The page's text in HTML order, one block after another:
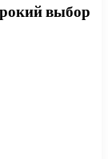
выбор